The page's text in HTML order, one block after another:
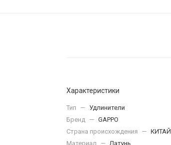
Характеристики
Тип — Удлинители
Бренд — GAPPO
Страна происхождения
— КИТАЙ
Материал
— Латунь